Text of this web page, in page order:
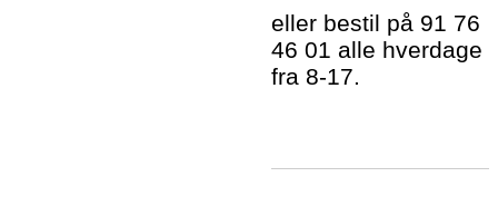
eller bestil på 91 76
46 01 alle hverdage
fra 8-17.